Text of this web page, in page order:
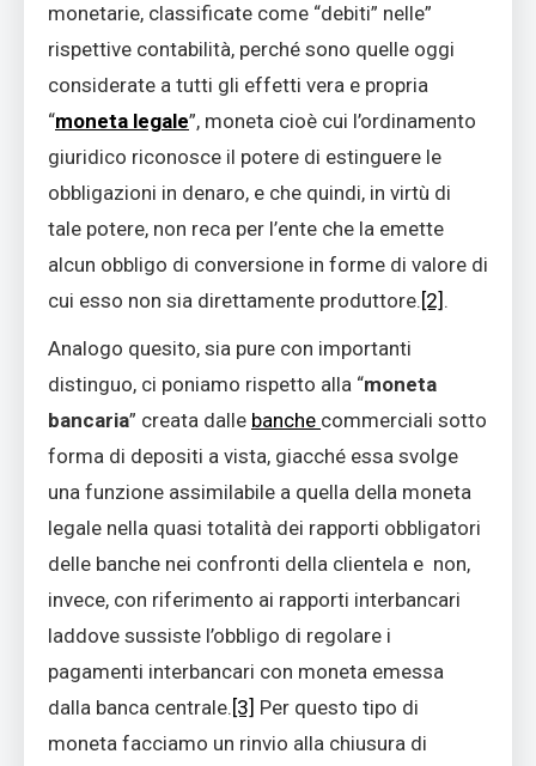
monetarie, classificate come “debiti” nelle”
rispettive contabilità, perché sono quelle oggi
considerate a tutti gli effetti vera e propria
“moneta legale”, moneta cioè cui l’ordinamento
giuridico riconosce il potere di estinguere le
obbligazioni in denaro, e che quindi, in virtù di
tale potere, non reca per l’ente che la emette
alcun obbligo di conversione in forme di valore di
cui esso non sia direttamente produttore.[2] .
Analogo quesito, sia pure con importanti
distinguo, ci poniamo rispetto alla “moneta
bancaria” creata dalle banche commerciali sotto
forma di depositi a vista, giacché essa svolge
una funzione assimilabile a quella della moneta
legale nella quasi totalità dei rapporti obbligatori
delle banche nei confronti della clientela e non,
invece, con riferimento ai rapporti interbancari
laddove sussiste l’obbligo di regolare i
pagamenti interbancari con moneta emessa
dalla banca centrale.[3] Per questo tipo di
moneta facciamo un rinvio alla chiusura di